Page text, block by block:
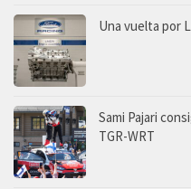
Una vuelta por
Sami Pajari
TGR-WRT